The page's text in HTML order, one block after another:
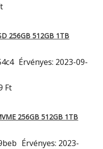
256GB 512GB 1TB
Érvényes: 2023-09-
Ft
256GB 512GB 1TB
Érvényes: 2023-